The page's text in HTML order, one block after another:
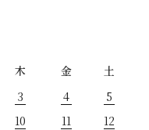
木 金
土
3 4
5
10 11
12